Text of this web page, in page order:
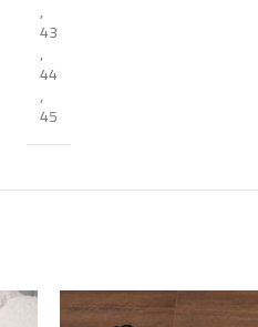
,
43
,
44
,
45